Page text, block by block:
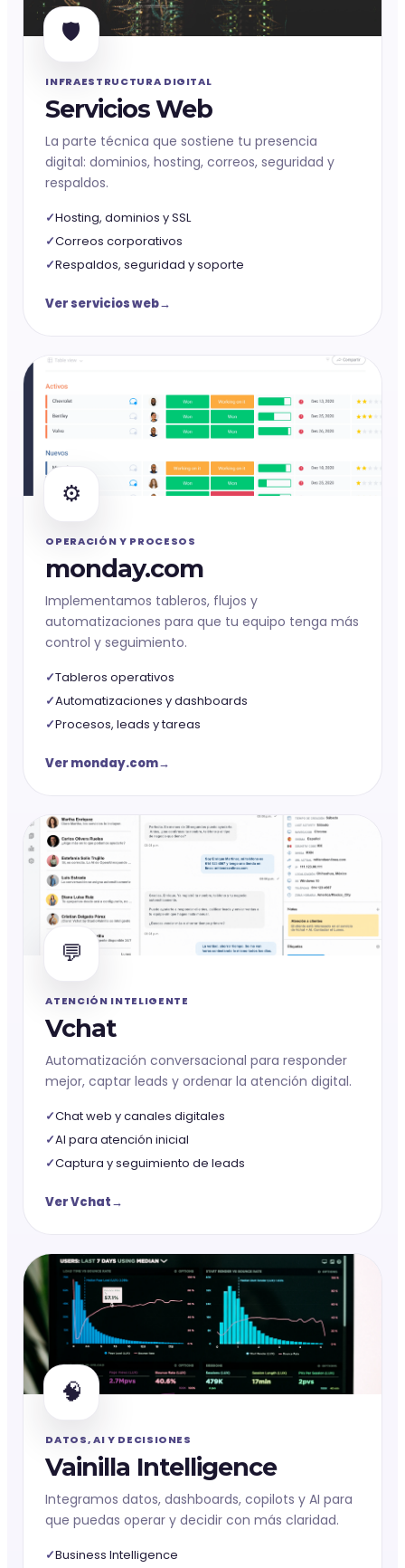
🛡️
INFRAESTRUCTURA DIGITAL
Servicios Web
La parte técnica que sostiene tu presencia
digital: dominios, hosting, correos, seguridad y
respaldos.
Hosting, dominios y SSL
Correos corporativos
Respaldos, seguridad y soporte
Ver servicios web
⚙️
OPERACIÓN Y PROCESOS
monday.com
Implementamos tableros, flujos y
automatizaciones para que tu equipo tenga más
control y seguimiento.
Tableros operativos
Automatizaciones y dashboards
Procesos, leads y tareas
Ver monday.com
💬
ATENCIÓN INTELIGENTE
Vchat
Automatización conversacional para responder
mejor, captar leads y ordenar la atención digital.
Chat web y canales digitales
AI para atención inicial
Captura y seguimiento de leads
Ver Vchat
🧠
DATOS, AI Y DECISIONES
Vainilla Intelligence
Integramos datos, dashboards, copilots y AI para
que puedas operar y decidir con más claridad.
Business Intelligence